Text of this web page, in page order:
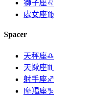
獅子座♌
處女座♍
Spacer
天秤座♎
天蠍座♏
射手座♐
摩羯座♑